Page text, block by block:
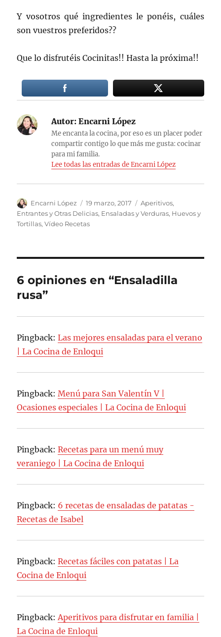
Y vosotros qué ingredientes le ponéis, cuáles
son vuestros preferidos??
Que lo disfrutéis Cocinitas!! Hasta la próxima!!
Autor: Encarni López
Me encanta la cocina, por eso es un placer poder
compartir contigo lo que más me gusta: cocinar
para mi familia.
Lee todas las entradas de Encarni López
Autor
Encarni López
Publicado
el
19 marzo, 2017 Categorías
Aperitivos,
Entrantes y Otras Delicias, Ensaladas y Verduras, Huevos y
Tortillas,Vídeo Recetas
6 opiniones en “Ensaladilla
rusa”
Pingback:Las mejores ensaladas para el verano
| La Cocina de Enloqui
Pingback:Menú para San Valentín V |
Ocasiones especiales | La Cocina de Enloqui
Pingback:Recetas para un menú muy
veraniego | La Cocina de Enloqui
Pingback: 6 recetas de ensaladas de patatas -
Recetas de Isabel
Pingback:Recetas fáciles con patatas | La
Cocina de Enloqui
Pingback:Aperitivos para disfrutar en familia |
La Cocina de Enloqui